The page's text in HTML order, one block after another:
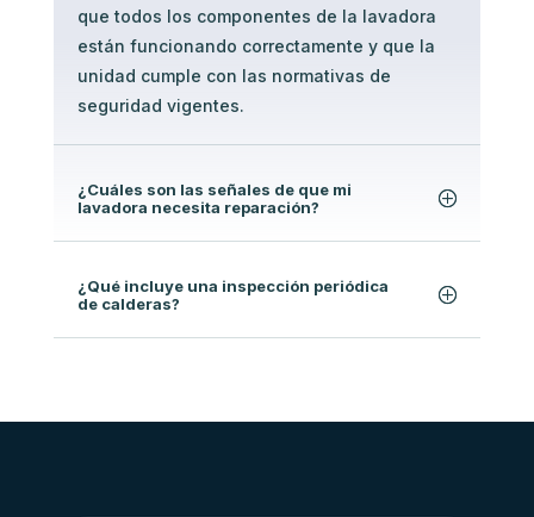
que todos los componentes de la lavadora
están funcionando correctamente y que la
unidad cumple con las normativas de
seguridad vigentes.
¿Cuáles son las señales de que mi
lavadora necesita reparación?
¿Qué incluye una inspección periódica
de calderas?